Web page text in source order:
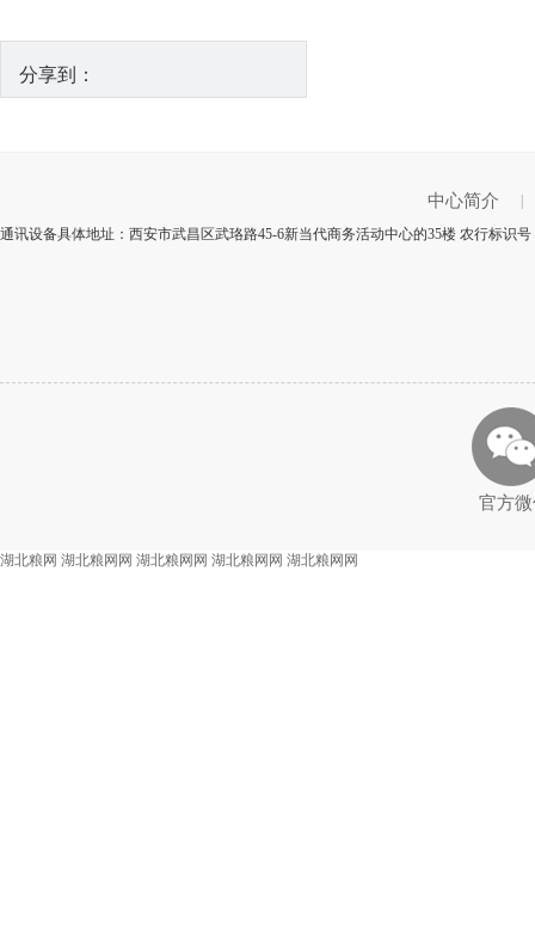
分享到：
中心简介
通讯设备具体地址：西安市武昌区武珞路45-6新当代商务活动中心的35楼 农行标识
官方
湖北粮网 湖北粮网网 湖北粮网网 湖北粮网网 湖北粮网网